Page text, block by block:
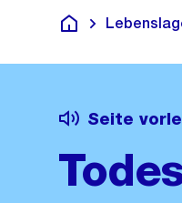
Deutsch
Seite